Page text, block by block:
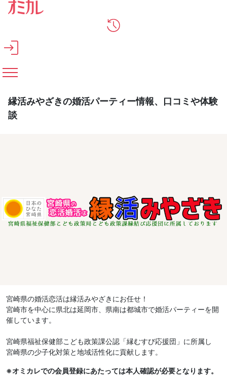
メインコンテンツへスキップ
縁活みやざきの婚活パーティー情報、口コミや体験
談
宮崎県の婚活恋活は縁活みやざきにお任せ！
宮崎市を中心に県北は延岡市、県南は都城市で婚活パーティーを開
催しています。
宮崎県福祉保健部こども政策課公認「縁むすび応援団」に所属し
宮崎県の少子化対策と地域活性化に貢献します。
※オミカレでの会員登録にあたっては本人確認が必要となります。